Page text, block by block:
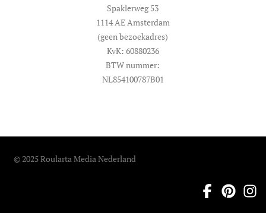
Spaklerweg 53
1114 AE Amsterdam
(geen bezoekadres)
KvK: 60880236
BTW nummer:
NL854100787B01
© 2025 Roularta Media Nederland